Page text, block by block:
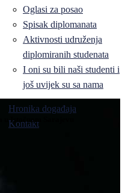
Oglasi za posao
Spisak diplomanata
Aktivnosti udruženja
diplomiranih studenata
I oni su bili naši studenti i
još uvijek su sa nama
Hronika događaja
Kontakt
Istočnom Sarajevu